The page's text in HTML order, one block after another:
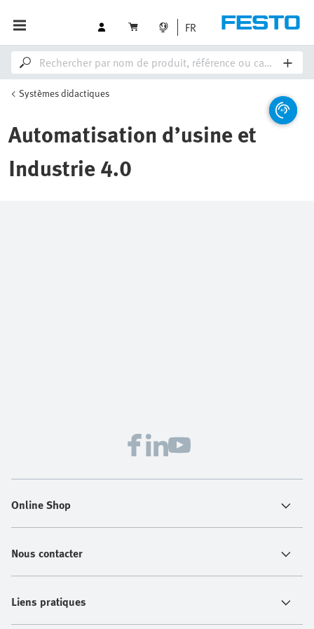
FR
Systèmes didactiques
Automatisation d’usine et
Industrie 4.0
Online Shop
Nous contacter
Liens pratiques